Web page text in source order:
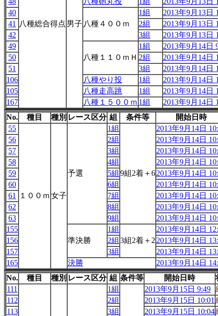
八種総合得点 男子
40
八種４００ｍ
1組
2013年9月13日
41
2組
2013年9月13日
42
3組
2013年9月13日
49
八種１１０ｍＨ
1組
2013年9月14日
50
2組
2013年9月14日
51
3組
2013年9月14日
106
八種やり投 1組
2013年9月14日
105
八種走高跳 1組
2013年9月14日
167
八種１５００ｍ 1組
2013年9月14日
No.
種目 種別 レース区分 組 条件等
開始日時
55
１００ｍ 女子
予選
1組
9組2着＋6
2013年9月14日
56
2組
2013年9月14日
57
3組
2013年9月14日
58
4組
2013年9月14日
59
5組
2013年9月14日
60
6組
2013年9月14日
61
7組
2013年9月14日
62
8組
2013年9月14日
63
9組
2013年9月14日
155
準決勝
1組
3組2着＋2
2013年9月14日
156
2組
2013年9月14日
157
3組
2013年9月14日
165
決勝
2013年9月14日
No.
種目 種別 レース区分 組 条件等 開始日時
111
1組 2013年9月15日 9:49
112
2組 2013年9月15日 10:01
113
3組 2013年9月15日 10:04